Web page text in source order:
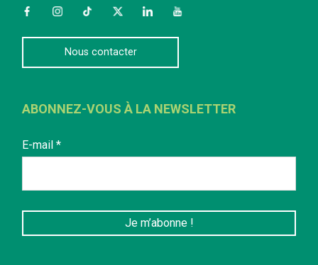
FacebookInstagramTikTokTwitterLinkedInYouTube
Nous contacter
ABONNEZ-VOUS À LA NEWSLETTER
E-mail *